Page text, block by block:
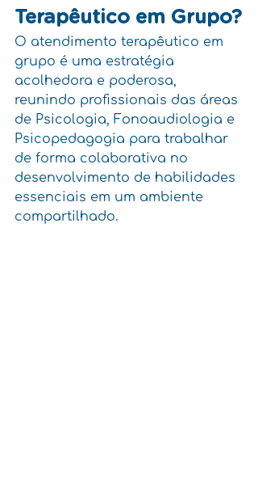
Terapêutico em Grupo?
O atendimento terapêutico em
grupo é uma estratégia
acolhedora e poderosa,
reunindo profissionais das áreas
de Psicologia, Fonoaudiologia e
Psicopedagogia para trabalhar
de forma colaborativa no
desenvolvimento de habilidades
essenciais em um ambiente
compartilhado.